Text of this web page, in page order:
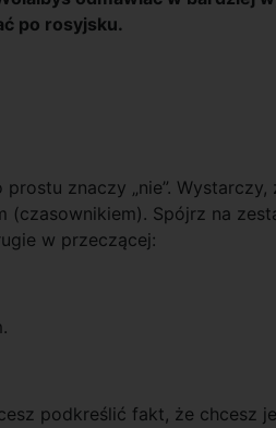
po rosyjsku.
znaczy „nie”. Wystarczy,
(czasownikiem). Spójrz na
w przeczącej:
podkreślić fakt, że chcesz